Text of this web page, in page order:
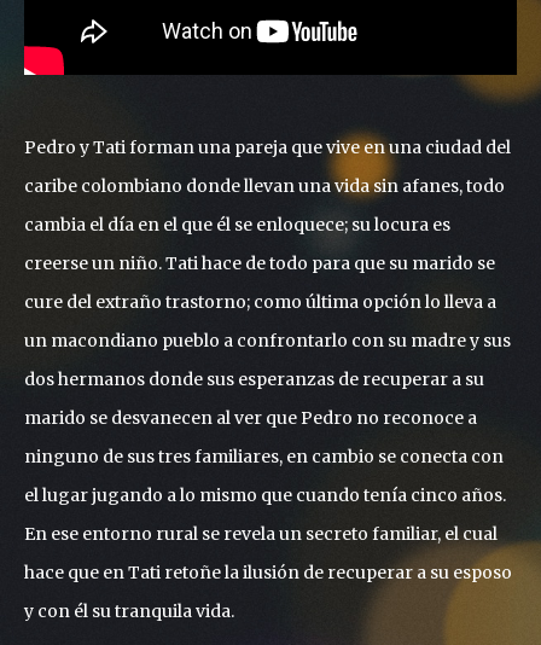
Pedro y Tati forman una pareja que vive en una ciudad del
caribe colombiano donde llevan una vida sin afanes, todo
cambia el día en el que él se enloquece; su locura es
creerse un niño. Tati hace de todo para que su marido se
cure del extraño trastorno; como última opción lo lleva a
un macondiano pueblo a confrontarlo con su madre y sus
dos hermanos donde sus esperanzas de recuperar a su
marido se desvanecen al ver que Pedro no reconoce a
ninguno de sus tres familiares, en cambio se conecta con
el lugar jugando a lo mismo que cuando tenía cinco años.
En ese entorno rural se revela un secreto familiar, el cual
hace que en Tati retoñe la ilusión de recuperar a su esposo
y con él su tranquila vida.